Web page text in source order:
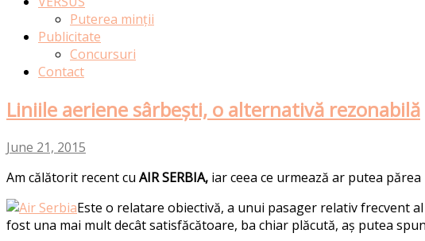
Puterea minții
Publicitate
Concursuri
Contact
Liniile aeriene sârbești, o alternativă rezonabilă
June 21, 2015
Am călătorit recent cu AIR SERBIA, iar ceea ce urmează ar putea
Este o relatare obiectivă, a unui pasager relativ frecvent
fost una mai mult decât satisfăcătoare, ba chiar plăcută, aș putea